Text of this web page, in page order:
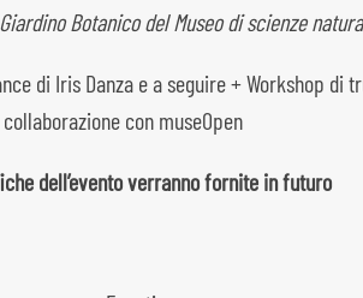
Botanico del Museo di scienze
di Iris Danza e a seguire + Workshop
con museOpen
dell’evento verranno fornite in futuro